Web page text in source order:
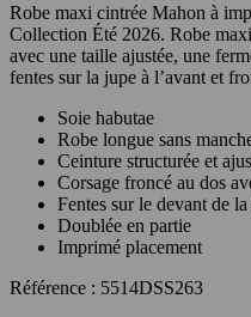
Robe maxi cintrée Mahon à
Collection Été 2026. Robe
avec une taille ajustée, une
fentes sur la jupe à l’avant et
Soie habutae
Robe longue sans
Ceinture structurée et
Corsage froncé au dos
Fentes sur le devant de
Doublée en partie
Imprimé placement
Référence : 5514DSS263